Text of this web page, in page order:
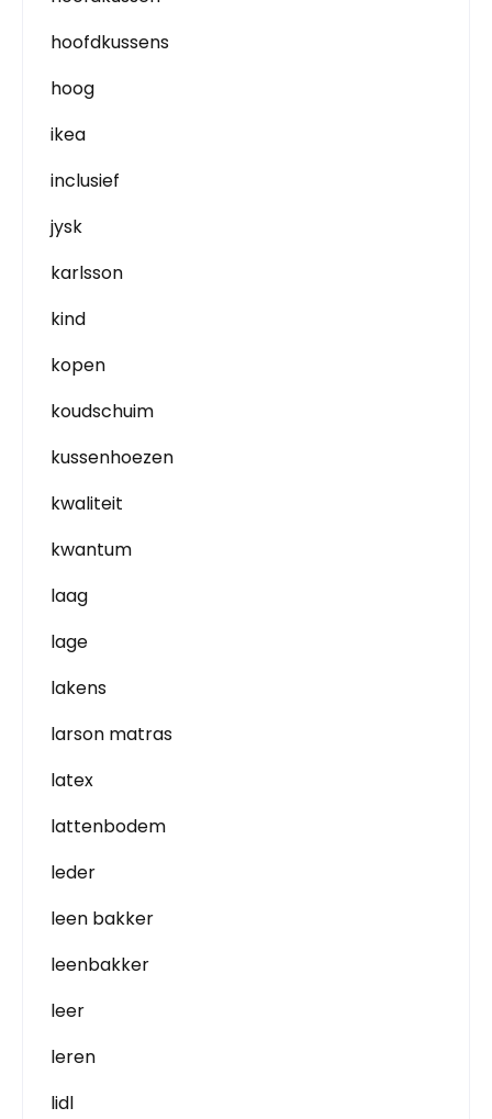
hoofdkussens
hoog
ikea
inclusief
jysk
karlsson
kind
kopen
koudschuim
kussenhoezen
kwaliteit
kwantum
laag
lage
lakens
larson matras
latex
lattenbodem
leder
leen bakker
leenbakker
leer
leren
lidl